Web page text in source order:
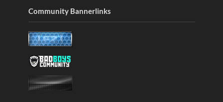
Community Bannerlinks